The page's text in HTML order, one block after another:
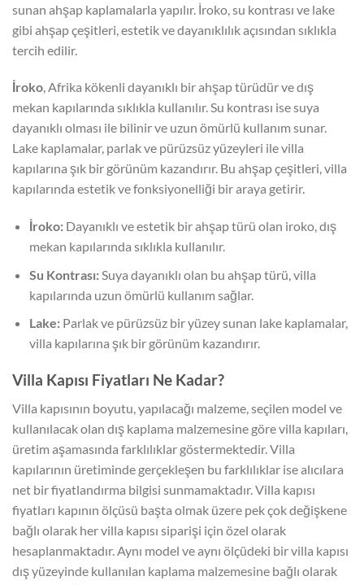
sunan ahşap kaplamalarla yapılır. İroko, su kontrası ve lake
gibi ahşap çeşitleri, estetik ve dayanıklılık açısından sıklıkla
tercih edilir.
İroko, Afrika kökenli dayanıklı bir ahşap türüdür ve dış
mekan kapılarında sıklıkla kullanılır. Su kontrası ise suya
dayanıklı olması ile bilinir ve uzun ömürlü kullanım sunar.
Lake kaplamalar, parlak ve pürüzsüz yüzeyleri ile villa
kapılarına şık bir görünüm kazandırır. Bu ahşap çeşitleri, villa
kapılarında estetik ve fonksiyonelliği bir araya getirir.
İroko:Dayanıklı ve estetik bir ahşap türü olan iroko, dış
mekan kapılarında sıklıkla kullanılır.
Su Kontrası:Suya dayanıklı olan bu ahşap türü, villa
kapılarında uzun ömürlü kullanım sağlar.
Lake:Parlak ve pürüzsüz bir yüzey sunan lake kaplamalar,
villa kapılarına şık bir görünüm kazandırır.
Villa Kapısı Fiyatları Ne Kadar?
Villa kapısının boyutu, yapılacağı malzeme, seçilen model ve
kullanılacak olan dış kaplama malzemesine göre villa kapıları,
üretim aşamasında farklılıklar göstermektedir. Villa
kapılarının üretiminde gerçekleşen bu farklılıklar ise alıcılara
net bir fiyatlandırma bilgisi sunmamaktadır. Villa kapısı
fiyatları kapının ölçüsü başta olmak üzere pek çok değişkene
bağlı olarak her villa kapısı siparişi için özel olarak
hesaplanmaktadır. Aynı model ve aynı ölçüdeki bir villa kapısı
dış yüzeyinde kullanılan kaplama malzemesine bağlı olarak